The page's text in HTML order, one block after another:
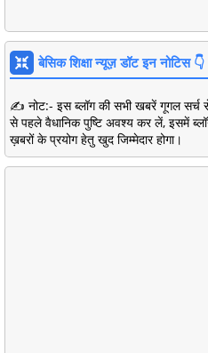
बेसिक शिक्षा न्यूज़ डॉट इन नोटिस 👇
✍️ नोट:- इस ब्लॉग की सभी खबरें गूगल सर्च
से पहले वैधानिक पुष्टि अवश्य कर लें, इसमें
ख़बरों के प्रयोग हेतु खुद जिम्मेदार होगा।